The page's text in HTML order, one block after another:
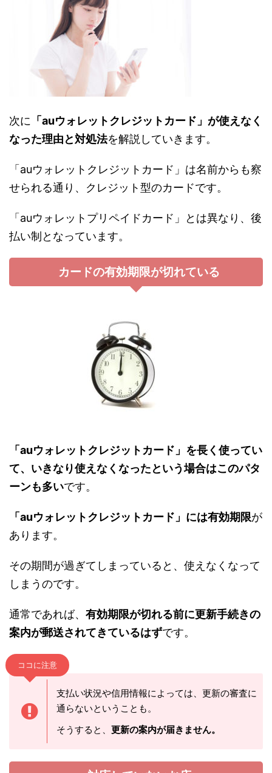
次に 「auウォレットクレジットカード」が使えなく
なった理由と対処法を解説していきます。
「auウォレットクレジットカード」は名前からも察
せられる通り、クレジット型のカードです。
「auウォレットプリペイドカード」とは異なり、後
払い制となっています。
カードの有効期限が切れている
「auウォレットクレジットカード」を長く使ってい
て、いきなり使えなくなったという場合はこのパタ
ーンも多いです。
「auウォレットクレジットカード」には有効期限が
あります。
その期間が過ぎてしまっていると、使えなくなって
しまうのです。
通常であれば、 有効期限が切れる前に更新手続きの
案内が郵送されてきているはずです。
ココに注意
支払い状況や信用情報によっては、更新の審査に
通らないということも。
そうすると、 更新の案内が届きません。